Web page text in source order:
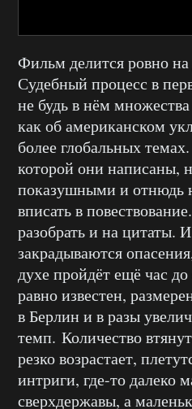
Фильм делится ровно
Судебный процесс в
не будь в нём
как об американском
более глобальных
которой они написаны,
показушными и отнюдь
вписать в
разобрать и на цитаты.
закрадываются
духе пройдёт ещё час
равно известен,
в Берлин и в разы
темп. Количество
резко возрастает,
интриги, где-то далеко
сверхдержавы, а